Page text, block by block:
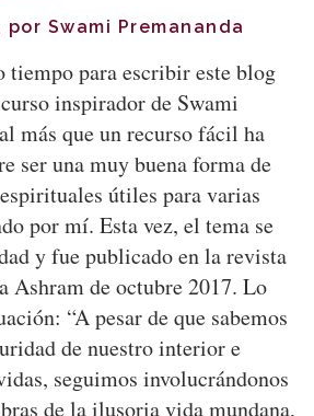
Swami Premananda
tiempo para escribir este blog
inspirador de Swami
más que un recurso fácil ha
ser una muy buena forma de
útiles para varias
por mí. Esta vez, el tema se
y fue publicado en la revista
Ashram de octubre 2017. Lo
“A pesar de que sabemos
de nuestro interior e
seguimos involucrándonos
de la ilusoria vida mundana,